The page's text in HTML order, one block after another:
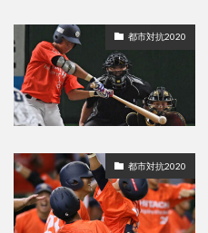
都市対抗2020
都市対抗2020